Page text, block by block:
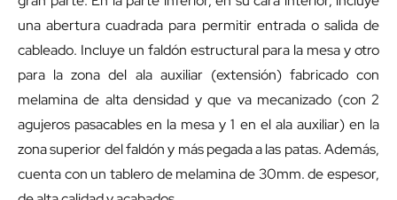
una abertura cuadrada para permitir entrada o salida de
cableado. Incluye un faldón estructural para la mesa y otro
para la zona del ala auxiliar (extensión) fabricado con
melamina de alta densidad y que va mecanizado (con 2
agujeros pasacables en la mesa y 1 en el ala auxiliar) en la
zona superior del faldón y más pegada a las patas. Además,
cuenta con un tablero de melamina de 30mm. de espesor,